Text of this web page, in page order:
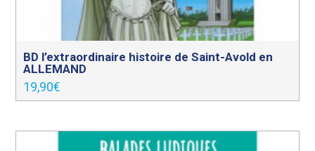
BD l’extraordinaire histoire de Saint-Avold en
ALLEMAND
19,90€